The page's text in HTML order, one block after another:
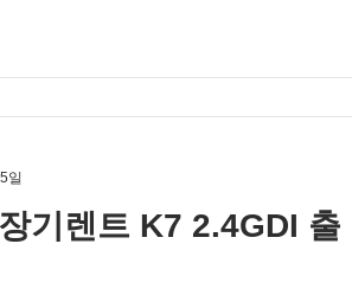
기렌트 K7 2.4GDI 출
일